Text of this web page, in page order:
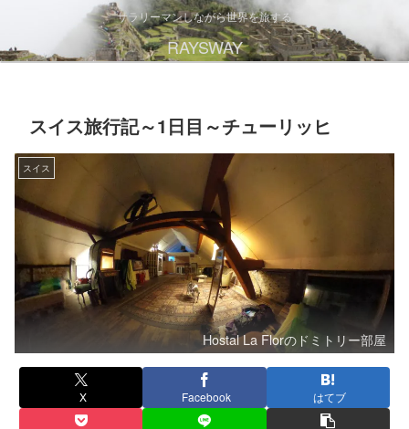
サラリーマンしながら世界を旅する
RAYSWAY
スイス旅行記～1日目～チューリッヒ
スイス
Hostal La Florのドミトリー部屋
X Facebook はてブ